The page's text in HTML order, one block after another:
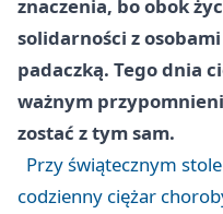
znaczenia, bo obok
solidarności z
padaczką. Tego dnia
ważnym
zostać z tym sam.
Przy świątecznym
codzienny ciężar